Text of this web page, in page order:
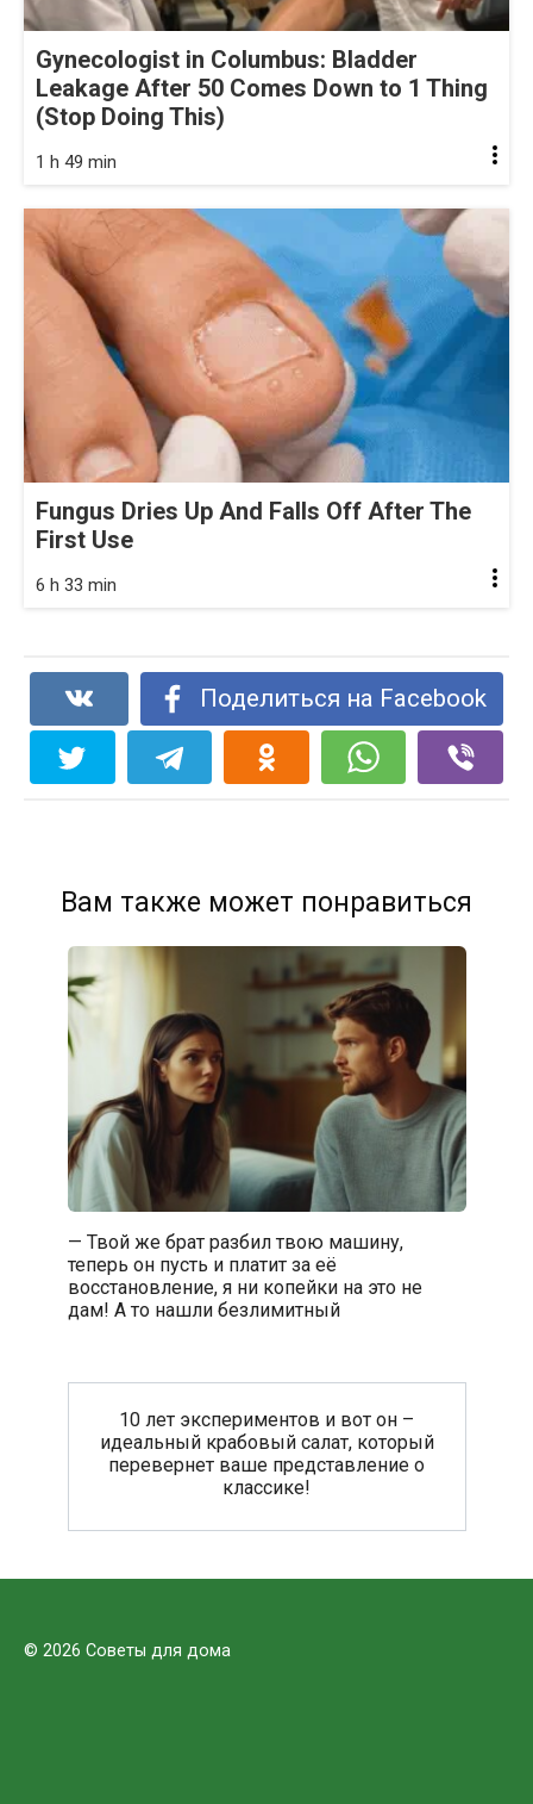
Gynecologist in Columbus: Bladder
Leakage After 50 Comes Down to 1 Thing
(Stop Doing This)
1 h 49 min
Fungus Dries Up And Falls Off After The
First Use
6 h 33 min
Поделиться на Facebook
Вам также может понравиться
— Твой же брат разбил твою машину,
теперь он пусть и платит за её
восстановление, я ни копейки на это не
дам! А то нашли безлимитный
10 лет экспериментов и вот он –
идеальный крабовый салат, который
перевернет ваше представление о
классике!
© 2026 Советы для дома